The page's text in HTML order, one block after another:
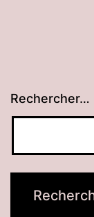
Rechercher…